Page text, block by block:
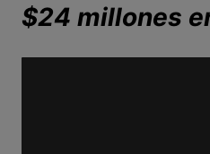
$24 millones